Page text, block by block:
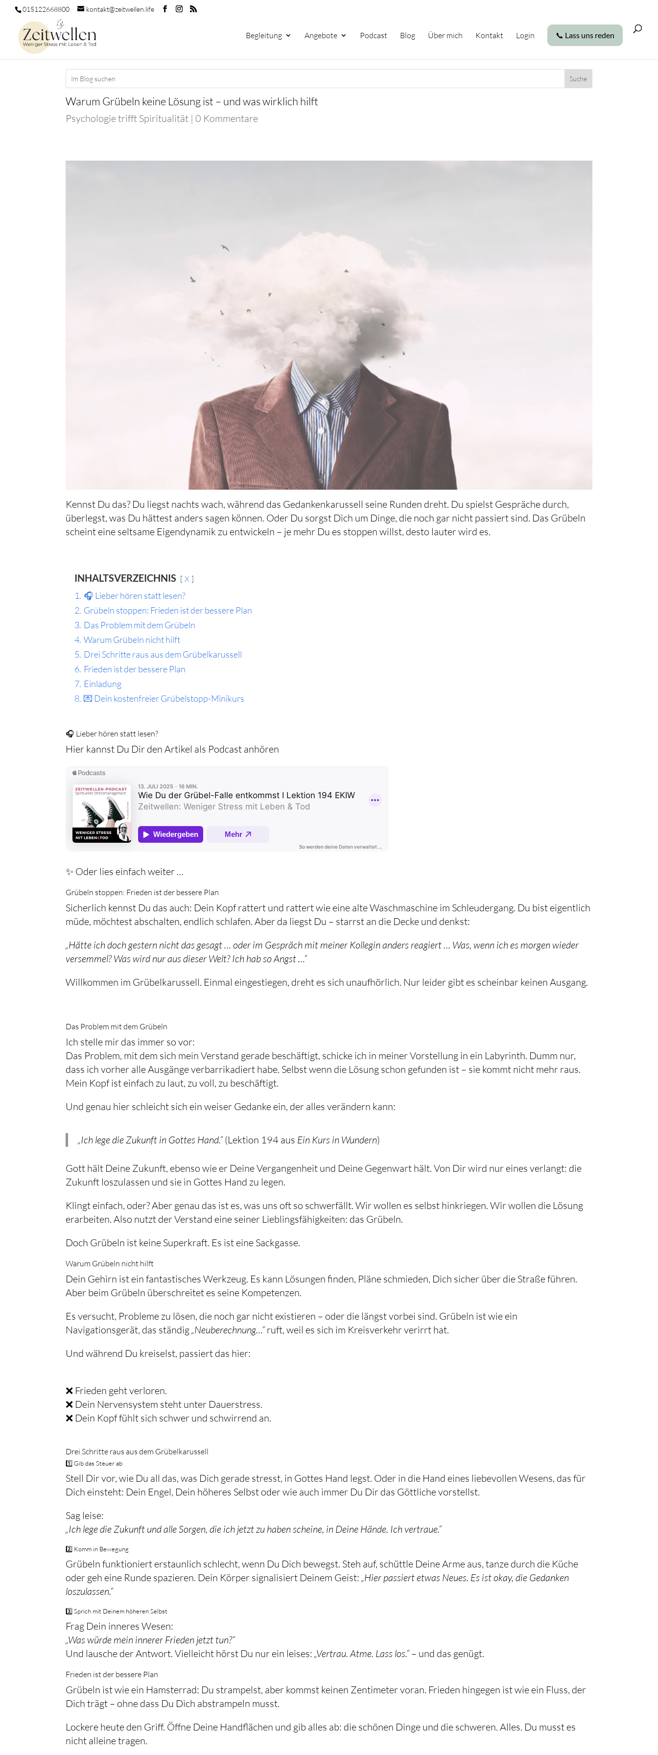
015122668800 kontakt@zeitwellen.life
Begleitung Angebote Podcast Blog Über mich Kontakt Login 📞 Lass uns reden
Warum Grübeln keine Lösung ist – und was wirklich hilft
Psychologie trifft Spiritualität |0 Kommentare
Kennst Du das? Du liegst nachts wach, während das Gedankenkarussell seine Runden dreht. Du spielst Gespräche durch,
überlegst, was Du hättest anders sagen können. Oder Du sorgst Dich um Dinge, die noch gar nicht passiert sind. Das Grübeln
scheint eine seltsame Eigendynamik zu entwickeln – je mehr Du es stoppen willst, desto lauter wird es.
INHALTSVERZEICHNIS X
1. 🎧 Lieber hören statt lesen?
2. Grübeln stoppen: Frieden ist der bessere Plan
3. Das Problem mit dem Grübeln
4. Warum Grübeln nicht hilft
5. Drei Schritte raus aus dem Grübelkarussell
6. Frieden ist der bessere Plan
7. Einladung
8. 💌 Dein kostenfreier Grübelstopp-Minikurs
🎧 Lieber hören statt lesen?
Hier kannst Du Dir den Artikel als Podcast anhören
✨ Oder lies einfach weiter …
Grübeln stoppen: Frieden ist der bessere Plan
Sicherlich kennst Du das auch: Dein Kopf rattert und rattert wie eine alte Waschmaschine im Schleudergang. Du bist eigentlich
müde, möchtest abschalten, endlich schlafen. Aber da liegst Du – starrst an die Decke und denkst:
„Hätte ich doch gestern nicht das gesagt … oder im Gespräch mit meiner Kollegin anders reagiert … Was, wenn ich es morgen wieder
versemmel? Was wird nur aus dieser Welt? Ich hab so Angst …“
Willkommen im Grübelkarussell. Einmal eingestiegen, dreht es sich unaufhörlich. Nur leider gibt es scheinbar keinen Ausgang.
Das Problem mit dem Grübeln
Ich stelle mir das immer so vor:
Das Problem, mit dem sich mein Verstand gerade beschäftigt, schicke ich in meiner Vorstellung in ein Labyrinth. Dumm nur,
dass ich vorher alle Ausgänge verbarrikadiert habe. Selbst wenn die Lösung schon gefunden ist – sie kommt nicht mehr raus.
Mein Kopf ist einfach zu laut, zu voll, zu beschäftigt.
Und genau hier schleicht sich ein weiser Gedanke ein, der alles verändern kann:
„Ich lege die Zukunft in Gottes Hand.“(Lektion 194 aus Ein Kurs in Wundern)
Gott hält Deine Zukunft, ebenso wie er Deine Vergangenheit und Deine Gegenwart hält. Von Dir wird nur eines verlangt: die
Zukunft loszulassen und sie in Gottes Hand zu legen.
Klingt einfach, oder? Aber genau das ist es, was uns oft so schwerfällt. Wir wollen es selbst hinkriegen. Wir wollen die Lösung
erarbeiten. Also nutzt der Verstand eine seiner Lieblingsfähigkeiten: das Grübeln.
Doch Grübeln ist keine Superkraft. Es ist eine Sackgasse.
Warum Grübeln nicht hilft
Dein Gehirn ist ein fantastisches Werkzeug. Es kann Lösungen finden, Pläne schmieden, Dich sicher über die Straße führen.
Aber beim Grübeln überschreitet es seine Kompetenzen.
Es versucht, Probleme zu lösen, die noch gar nicht existieren – oder die längst vorbei sind. Grübeln ist wie ein
Navigationsgerät, das ständig„Neuberechnung…“ruft, weil es sich im Kreisverkehr verirrt hat.
Und während Du kreiselst, passiert das hier:
❌ Frieden geht verloren.
❌ Dein Nervensystem steht unter Dauerstress.
❌ Dein Kopf fühlt sich schwer und schwirrend an.
Drei Schritte raus aus dem Grübelkarussell
1️⃣ Gib das Steuer ab
Stell Dir vor, wie Du all das, was Dich gerade stresst, in Gottes Hand legst. Oder in die Hand eines liebevollen Wesens, das für
Dich einsteht: Dein Engel, Dein höheres Selbst oder wie auch immer Du Dir das Göttliche vorstellst.
Sag leise:
„Ich lege die Zukunft und alle Sorgen, die ich jetzt zu haben scheine, in Deine Hände. Ich vertraue.“
2️⃣ Komm in Bewegung
Grübeln funktioniert erstaunlich schlecht, wenn Du Dich bewegst. Steh auf, schüttle Deine Arme aus, tanze durch die Küche
oder geh eine Runde spazieren. Dein Körper signalisiert Deinem Geist:„Hier passiert etwas Neues. Es ist okay, die Gedanken
loszulassen.“
3️⃣ Sprich mit Deinem höheren Selbst
Frag Dein inneres Wesen:
„Was würde mein innerer Frieden jetzt tun?“
Und lausche der Antwort. Vielleicht hörst Du nur ein leises:„Vertrau. Atme. Lass los.“– und das genügt.
Frieden ist der bessere Plan
Grübeln ist wie ein Hamsterrad: Du strampelst, aber kommst keinen Zentimeter voran. Frieden hingegen ist wie ein Fluss, der
Dich trägt – ohne dass Du Dich abstrampeln musst.
Lockere heute den Griff. Öffne Deine Handflächen und gib alles ab: die schönen Dinge und die schweren. Alles. Du musst es
nicht alleine tragen.